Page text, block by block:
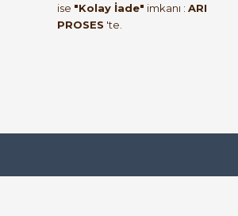
ise "Kolay İade" imkanı : ARI
PROSES 'te.